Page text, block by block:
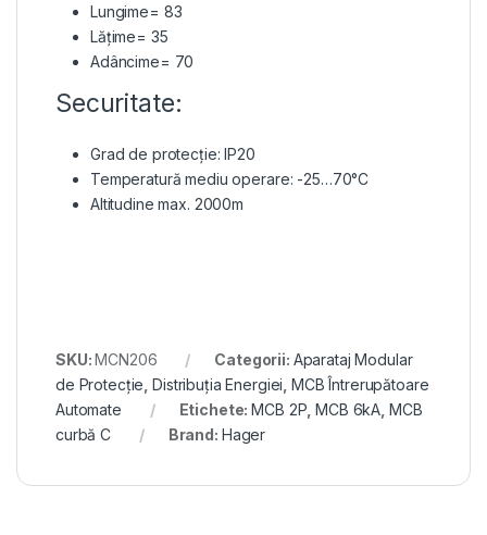
Lungime= 83
Lățime= 35
Adâncime= 70
Securitate:
Grad de protecție: IP20
Temperatură mediu operare: -25…70°C
Altitudine max. 2000m
SKU:MCN206 Categorii: Aparataj Modular
de Protecție ,Distribuția Energiei MCB Întrerupătoare
Automate
Etichete:MCB 2P ,MCB 6kA MCB
curbă C
Brand: Hager